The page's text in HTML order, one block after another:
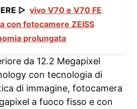
▷ vivo V70 e V70 FE
con fotocamere ZEISS
prolungata
da 12.2 Megapixel
con tecnologia di
di immagine, fotocamera
a fuoco fisso e con